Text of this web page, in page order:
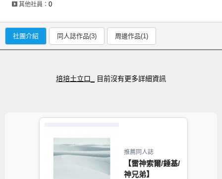
其他社員：0
社團介紹 同人誌作品(3) 周邊作品(1)
培培土立口_ 目前沒有更多詳細資訊
推薦同人誌
【雷神索爾/錘基/
神兄弟】